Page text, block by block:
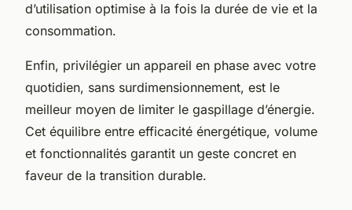
d’utilisation optimise à la fois la durée de vie et la
consommation.
Enfin, privilégier un appareil en phase avec votre
quotidien, sans surdimensionnement, est le
meilleur moyen de limiter le gaspillage d’énergie.
Cet équilibre entre efficacité énergétique, volume
et fonctionnalités garantit un geste concret en
faveur de la transition durable.